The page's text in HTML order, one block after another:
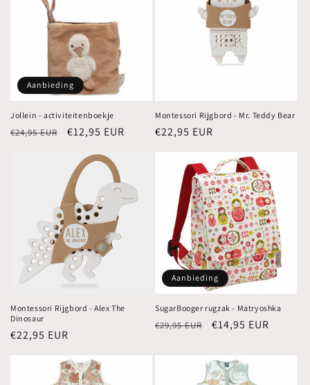
Aanbieding
Jollein - activiteitenboekje
Normale
€24,95 EUR Aanbiedingsprijs
€12,95 EUR
Montessori Rijgbord - Mr. Teddy Bear
Normale
€22,95 EUR
Montessori Rijgbord - Alex The
Dinosaur
Normale
€22,95 EUR
Aanbieding
SugarBooger rugzak - Matryoshka
Normale
€29,95 EUR Aanbiedingsprijs
€14,95 EUR